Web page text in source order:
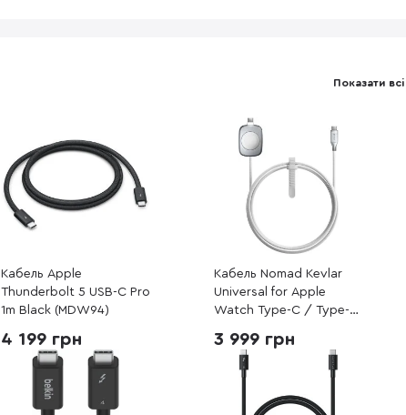
Показати всі
Кабель Apple
Thunderbolt 5 USB-C Pro
1m Black (MDW94)
4 199 грн
Кабель Nomad Kevlar
Universal for Apple
Watch Type-C / Type-C
(NM014667858)
3 999 грн